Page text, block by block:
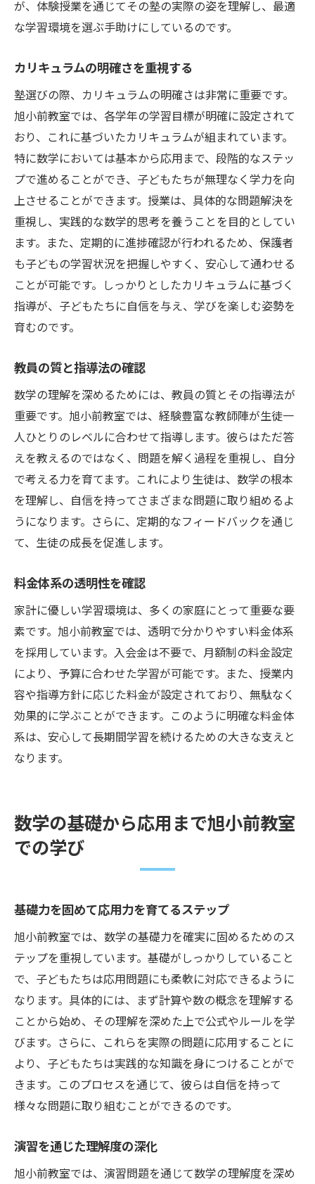
が、体験授業を通じてその塾の実際の姿を理解し、最適
な学習環境を選ぶ手助けにしているのです。
カリキュラムの明確さを重視する
塾選びの際、カリキュラムの明確さは非常に重要です。
旭小前教室では、各学年の学習目標が明確に設定されて
おり、これに基づいたカリキュラムが組まれています。
特に数学においては基本から応用まで、段階的なステッ
プで進めることができ、子どもたちが無理なく学力を向
上させることができます。授業は、具体的な問題解決を
重視し、実践的な数学的思考を養うことを目的としてい
ます。また、定期的に進捗確認が行われるため、保護者
も子どもの学習状況を把握しやすく、安心して通わせる
ことが可能です。しっかりとしたカリキュラムに基づく
指導が、子どもたちに自信を与え、学びを楽しむ姿勢を
育むのです。
教員の質と指導法の確認
数学の理解を深めるためには、教員の質とその指導法が
重要です。旭小前教室では、経験豊富な教師陣が生徒一
人ひとりのレベルに合わせて指導します。彼らはただ答
えを教えるのではなく、問題を解く過程を重視し、自分
で考える力を育てます。これにより生徒は、数学の根本
を理解し、自信を持ってさまざまな問題に取り組めるよ
うになります。さらに、定期的なフィードバックを通じ
て、生徒の成長を促進します。
料金体系の透明性を確認
家計に優しい学習環境は、多くの家庭にとって重要な要
素です。旭小前教室では、透明で分かりやすい料金体系
を採用しています。入会金は不要で、月額制の料金設定
により、予算に合わせた学習が可能です。また、授業内
容や指導方針に応じた料金が設定されており、無駄なく
効果的に学ぶことができます。このように明確な料金体
系は、安心して長期間学習を続けるための大きな支えと
なります。
数学の基礎から応用まで旭小前教室
での学び
基礎力を固めて応用力を育てるステップ
旭小前教室では、数学の基礎力を確実に固めるためのス
テップを重視しています。基礎がしっかりしていること
で、子どもたちは応用問題にも柔軟に対応できるように
なります。具体的には、まず計算や数の概念を理解する
ことから始め、その理解を深めた上で公式やルールを学
びます。さらに、これらを実際の問題に応用することに
より、子どもたちは実践的な知識を身につけることがで
きます。このプロセスを通じて、彼らは自信を持って
様々な問題に取り組むことができるのです。
演習を通じた理解度の深化
旭小前教室では、演習問題を通じて数学の理解度を深め